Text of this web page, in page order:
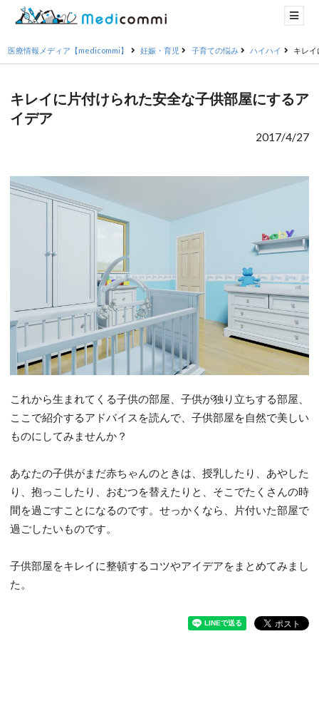
医療情報メディア【medicommi】 妊娠・育児 子育ての悩み ハイハイ キレ
キレイに片付けられた安全な子供部屋にするア
イデア
2017/4/27
これから生まれてくる子供の部屋、子供が独り立ちする部屋、
ここで紹介するアドバイスを読んで、子供部屋を自然で美しい
ものにしてみませんか？
あなたの子供がまだ赤ちゃんのときは、授乳したり、あやした
り、抱っこしたり、おむつを替えたりと、そこでたくさんの時
間を過ごすことになるのです。せっかくなら、片付いた部屋で
過ごしたいものです。
子供部屋をキレイに整頓するコツやアイデアをまとめてみまし
た。